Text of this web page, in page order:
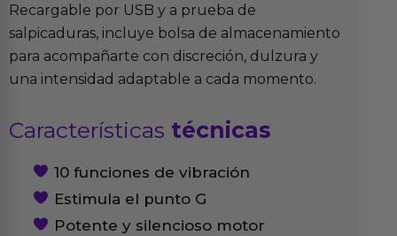
Recargable por USB y a prueba de
salpicaduras, incluye bolsa de almacenamiento
para acompañarte con discreción, dulzura y
una intensidad adaptable a cada momento.
Características técnicas
10 funciones de vibración
Estimula el punto G
Potente y silencioso motor